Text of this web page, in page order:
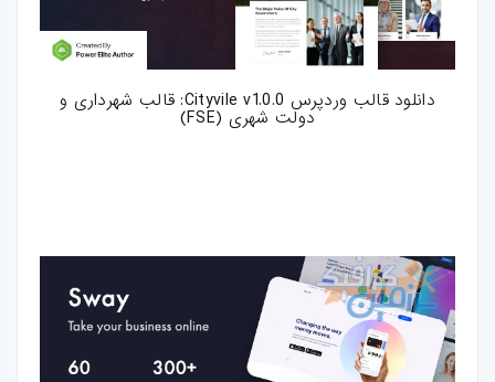
دانلود قالب وردپرس Cityvile v1.0.0: قالب شهرداری و
دولت شهری (FSE)